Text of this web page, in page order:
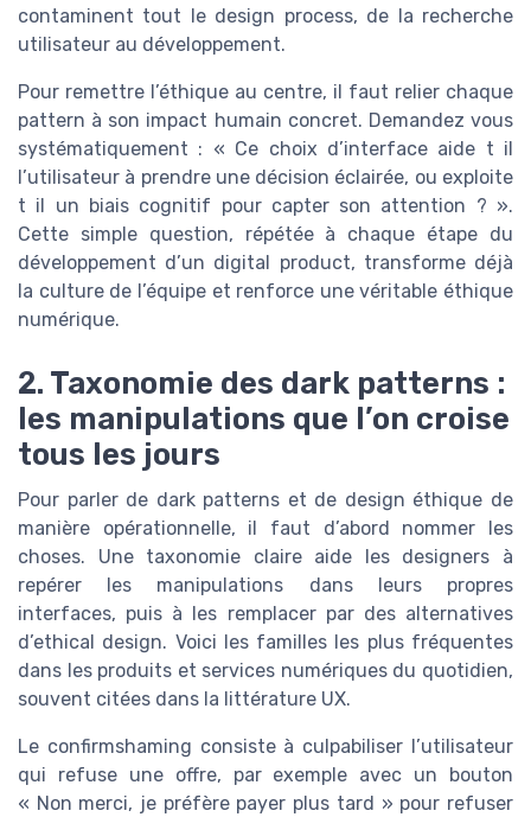
contaminent tout le design process, de la recherche
utilisateur au développement.
Pour remettre l’éthique au centre, il faut relier chaque
pattern à son impact humain concret. Demandez vous
systématiquement : « Ce choix d’interface aide t il
l’utilisateur à prendre une décision éclairée, ou exploite
t il un biais cognitif pour capter son attention ? ».
Cette simple question, répétée à chaque étape du
développement d’un digital product, transforme déjà
la culture de l’équipe et renforce une véritable éthique
numérique.
2. Taxonomie des dark patterns :
les manipulations que l’on croise
tous les jours
Pour parler de dark patterns et de design éthique de
manière opérationnelle, il faut d’abord nommer les
choses. Une taxonomie claire aide les designers à
repérer les manipulations dans leurs propres
interfaces, puis à les remplacer par des alternatives
d’ethical design. Voici les familles les plus fréquentes
dans les produits et services numériques du quotidien,
souvent citées dans la littérature UX.
Le confirmshaming consiste à culpabiliser l’utilisateur
qui refuse une offre, par exemple avec un bouton
« Non merci, je préfère payer plus tard » pour refuser